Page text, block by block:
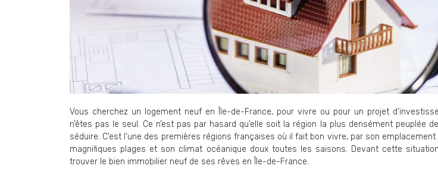
Vous cherchez un logement neuf en Île-de-France, pour vivre ou pour un projet
n’êtes pas le seul. Ce n’est pas par hasard qu’elle soit la région la plus densément peuplée
séduire. C’est l’une des premières régions françaises où il fait bon vivre, par son
magnifiques plages et son climat océanique doux toutes les saisons. Devant cette
trouver le bien immobilier neuf de ses rêves en Île-de-France.